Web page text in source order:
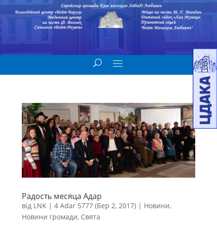
Радость месяца Адар
від LNK| 4 Adar 5777 (Бер 2, 2017)| Новини,
Новини громади, Свята